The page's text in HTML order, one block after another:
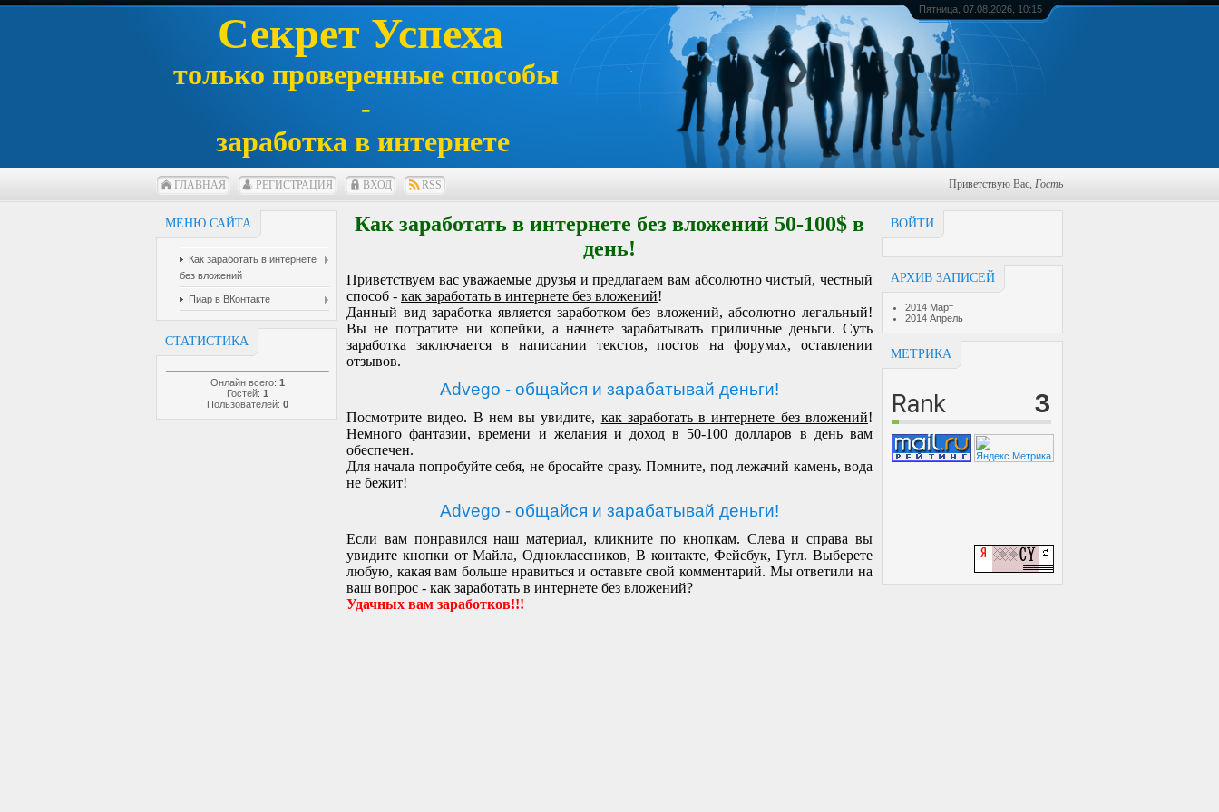
Секрет Успеха
только проверенные способы
-
заработка в интернете
Пятница, 07.08.2026, 10:15
ГЛАВНАЯ РЕГИСТРАЦИЯ ВХОД RSS Приветствую Вас, Гость
МЕНЮ САЙТА
Как заработать в интернете
без вложений
Пиар в ВКонтакте
СТАТИСТИКА
Онлайн всего: 1
Гостей: 1
Пользователей: 0
ВОЙТИ
АРХИВ ЗАПИСЕЙ
2014 Март
2014 Апрель
МЕТРИКА
Как заработать в интернете без вложений 50-100$ в
день!
Приветствуем вас уважаемые друзья и предлагаем вам абсолютно чистый, честный
способ - как заработать в интернете без вложений!
Данный вид заработка является заработком без вложений, абсолютно легальный!
Вы не потратите ни копейки, а начнете зарабатывать приличные деньги. Суть
заработка заключается в написании текстов, постов на форумах, оставлении
отзывов.
Advego - общайся и зарабатывай деньги!
Посмотрите видео. В нем вы увидите, как заработатьв интернете без вложений!
Немного фантазии, времени и желания и доход в 50-100 долларов в день вам
обеспечен.
Для начала попробуйте себя, не бросайте сразу. Помните, под лежачий камень, вода
не бежит!
Advego - общайся и зарабатывай деньги!
Если вам понравился наш материал, кликните по кнопкам. Слева и справа вы
увидите кнопки от Майла, Одноклассников, В контакте, Фейсбук, Гугл. Выберете
любую, какая вам больше нравиться и оставьте свой комментарий. Мы ответили на
ваш вопрос - как заработать в интернете без вложений?
Удачных вам заработков!!!